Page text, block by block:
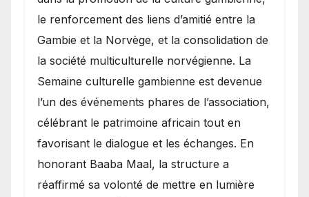
le renforcement des liens d’amitié entre la
Gambie et la Norvège, et la consolidation de
la société multiculturelle norvégienne. La
Semaine culturelle gambienne est devenue
l’un des événements phares de l’association,
célébrant le patrimoine africain tout en
favorisant le dialogue et les échanges. En
honorant Baaba Maal, la structure a
réaffirmé sa volonté de mettre en lumière